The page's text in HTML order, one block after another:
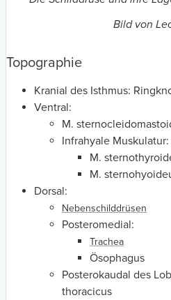
Bild von
Topographie
Kranial des Isthmus:
Ventral:
M.
Infrahyale Muskulatur:
M.
M.
Dorsal:
Nebenschilddrüsen
Posteromedial:
Trachea
Ösophagus
Posterokaudal des
thoracicus